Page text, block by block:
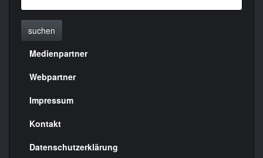
suchen
Menülinks
rechte
Seite
Medienpartner
Webpartner
Impressum
Kontakt
Datenschutzerklärung